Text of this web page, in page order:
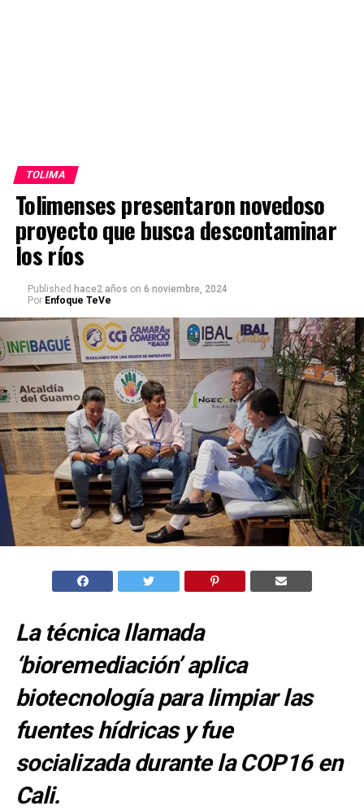
TOLIMA
Tolimenses presentaron novedoso
proyecto que busca descontaminar
los ríos
Published hace2 años on 6 noviembre, 2024
Por Enfoque TeVe
La técnica llamada
‘bioremediación’ aplica
biotecnología para limpiar las
fuentes hídricas y fue
socializada durante la COP16 en
Cali.